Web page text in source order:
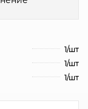
1/шт
1/шт
1/шт